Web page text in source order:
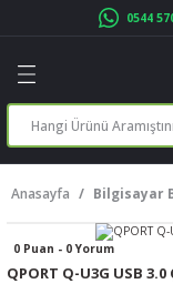
0544
Yazıcı
Anasayfa Bilgisayar
0 Puan - 0 Yorum
QPORT Q-U3G USB